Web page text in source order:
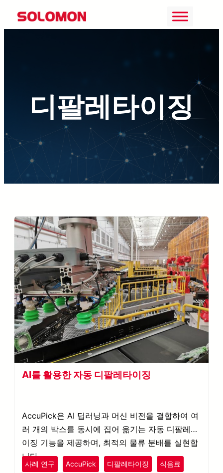
텐
기
디팔레타이징
AI를 활용한 자동 디팔레타이징
AccuPick은 AI 딥러닝과 머신 비전을 결합하여 여
러 개의 박스를 동시에 집어 옮기는 자동 디팔레타
이징 기능을 제공하며, 최적의 물류 분배를 실현합
니다.
사례 연구 AccuPick 디팔레타이징 식음료